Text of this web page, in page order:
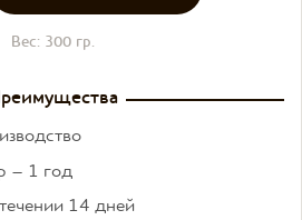
Вес: 300 гр.
– 1 год
14 дней